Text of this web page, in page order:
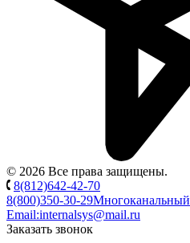
© 2026 Все права защищены.
8(812)642-42-70
8(800)350-30-29Многоканальный
Email:internalsys@mail.ru
Заказать звонок